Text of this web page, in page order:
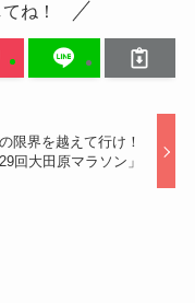
ね！
限界を越えて行け！
29回大田原マラソン」